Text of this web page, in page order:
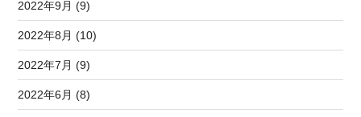
2022年9月 (9)
2022年8月 (10)
2022年7月 (9)
2022年6月 (8)